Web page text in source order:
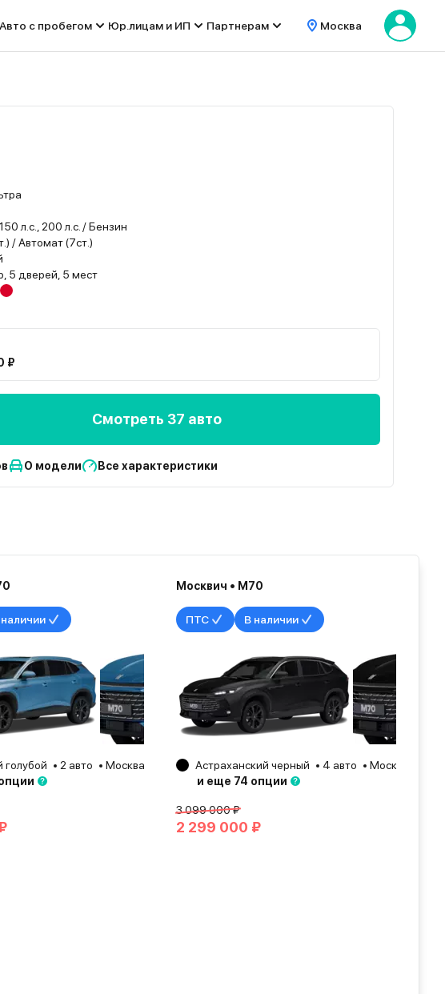
Авто с пробегом Юр.лицам и ИП Партнерам Москва
л.с., 200 л.с. / Бензин
/ Автомат (7ст.)
5 дверей, 5 мест
₽
Смотреть 37 авто
О модели Все характеристики
2 авто Москва
2026
Москвич • М70
ПТС В наличии
Астраханский черный 4 авто Москва
и еще 74 опции
3 099 000 ₽
2 299 000 ₽